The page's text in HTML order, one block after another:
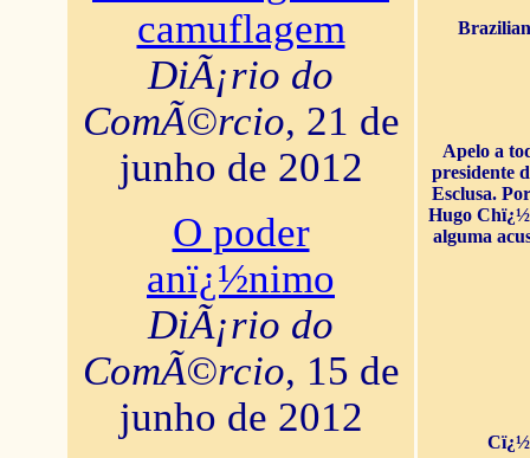
camuflagem
DiÃ¡rio do
ComÃ©rcio, 21 de
junho de 2012
O poder
anï¿½nimo
DiÃ¡rio do
ComÃ©rcio, 15 de
junho de 2012
Apelo a
presidente
Esclusa.
Hugo
alguma